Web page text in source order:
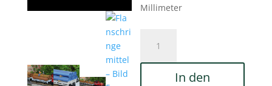
Millimeter
mittel
Menge
In den